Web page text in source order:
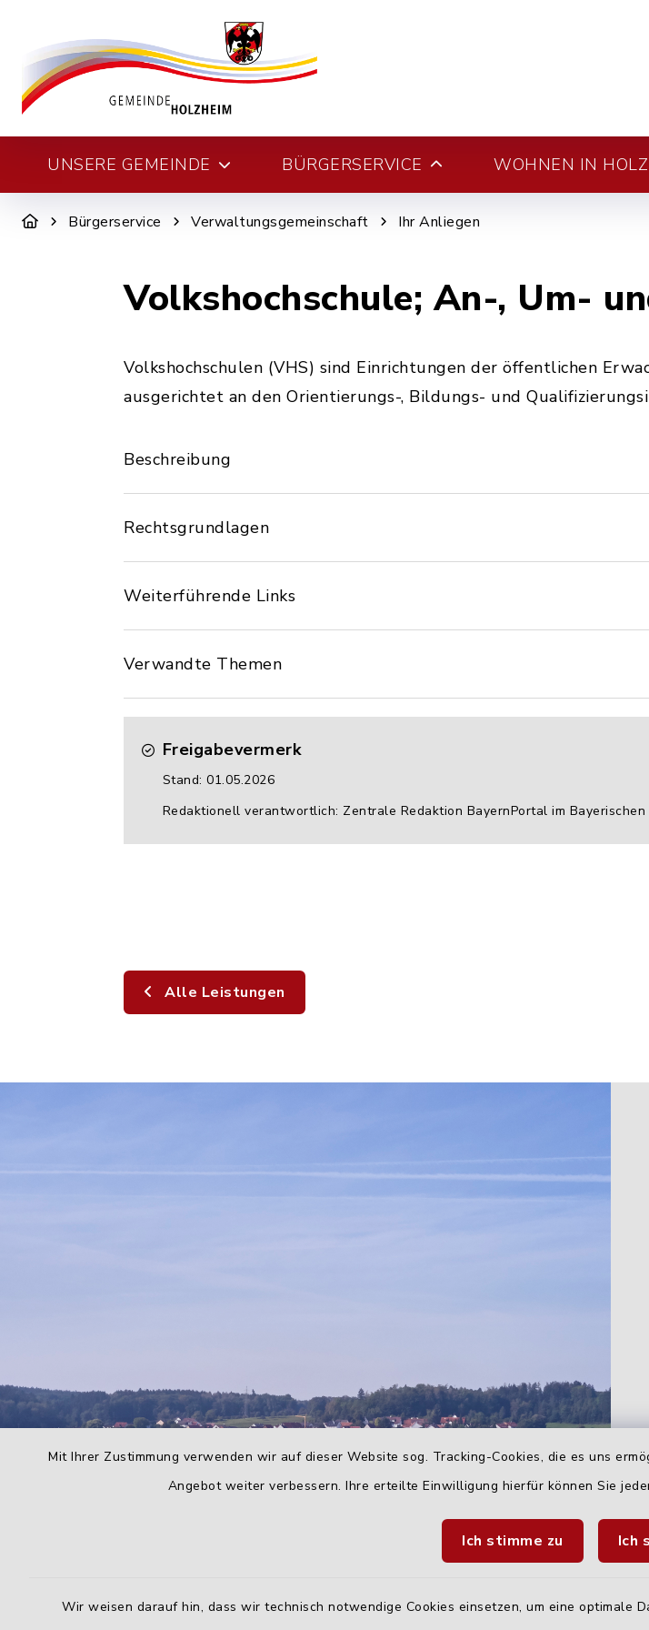
Mit Ihrer Zustimmung verwenden wir auf dieser Website sog. Tracking-Cookies, die es uns
Angebot weiter verbessern. Ihre erteilte Einwilligung hierfür können Sie
Ich stimme zu Ich
Wir weisen darauf hin, dass wir technisch notwendige Cookies einsetzen, um eine
UNSERE GEMEINDE BÜRGERSERVICE WOHNEN IN
Bürgerservice Verwaltungsgemeinschaft Ihr Anliegen
Volkshochschule; An-, Um-
Volkshochschulen (VHS) sind Einrichtungen der öffentlichen
ausgerichtet an den Orientierungs-, Bildungs- und
Beschreibung
Rechtsgrundlagen
Weiterführende Links
Verwandte Themen
Freigabevermerk
Stand: 01.05.2026
Redaktionell verantwortlich: Zentrale Redaktion BayernPortal im
Alle Leistungen